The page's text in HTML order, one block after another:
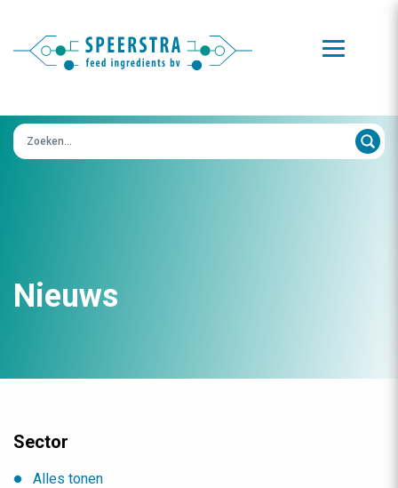
Zoeken op:
Nieuws
Sector
Alles tonen